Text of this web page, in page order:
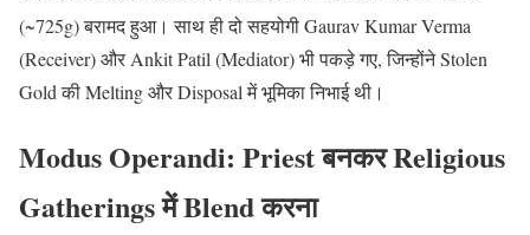
(~725g) बरामद हुआ। साथ ही दो सहयोगी Gaurav Kumar Verma
(Receiver) और Ankit Patil (Mediator) भी पकड़े गए, जिन्होंने Stolen
Gold की Melting और Disposal में भूमिका निभाई थी।
Modus Operandi: Priest बनकर Religious
Gatherings में Blend करना